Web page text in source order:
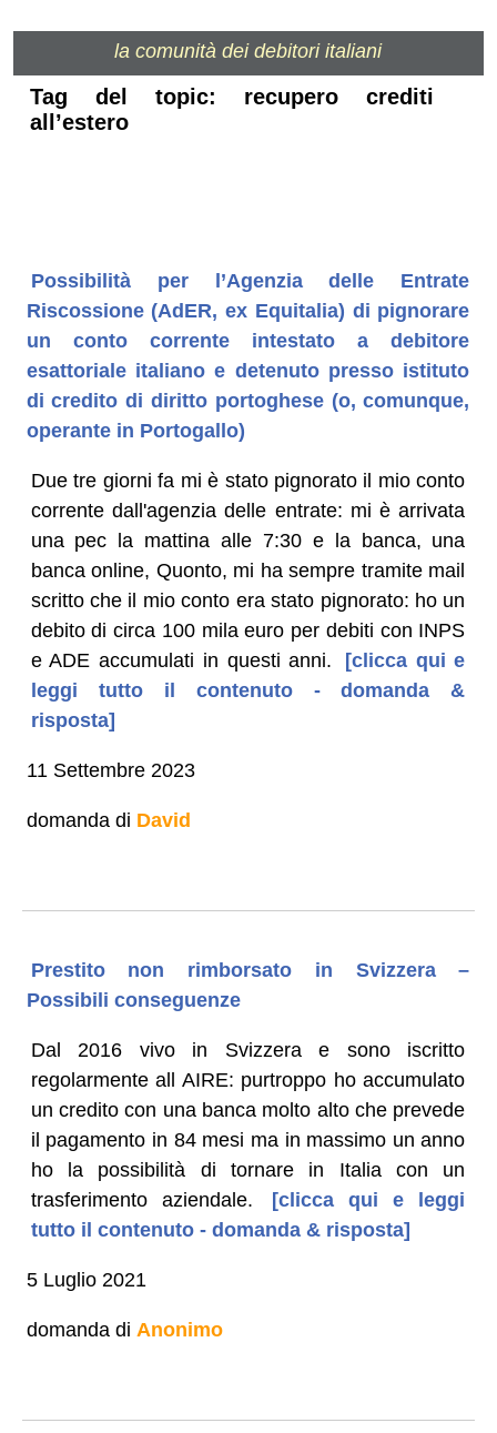
la comunità dei debitori italiani
Tag del topic: recupero crediti
all’estero
Possibilità per l’Agenzia delle Entrate
Riscossione (AdER, ex Equitalia) di pignorare
un conto corrente intestato a debitore
esattoriale italiano e detenuto presso istituto
di credito di diritto portoghese (o, comunque,
operante in Portogallo)
Due tre giorni fa mi è stato pignorato il mio conto
corrente dall'agenzia delle entrate: mi è arrivata
una pec la mattina alle 7:30 e la banca, una
banca online, Quonto, mi ha sempre tramite mail
scritto che il mio conto era stato pignorato: ho un
debito di circa 100 mila euro per debiti con INPS
e ADE accumulati in questi anni.
[clicca qui e
leggi tutto il contenuto - domanda &
risposta]
11 Settembre 2023
domanda di David
Prestito non rimborsato in Svizzera –
Possibili conseguenze
Dal 2016 vivo in Svizzera e sono iscritto
regolarmente all AIRE: purtroppo ho accumulato
un credito con una banca molto alto che prevede
il pagamento in 84 mesi ma in massimo un anno
ho la possibilità di tornare in Italia con un
trasferimento aziendale.
[clicca qui e leggi
tutto il contenuto - domanda & risposta]
5 Luglio 2021
domanda di Anonimo